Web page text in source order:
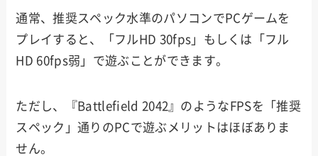
通常、推奨スペック水準のパソコンでPCゲームを
プレイすると、「フルHD 30fps」もしくは「フル
HD 60fps弱」で遊ぶことができます。
ただし、『Battlefield 2042』のようなFPSを「推奨
スペック」通りのPCで遊ぶメリットはほぼありま
せん。